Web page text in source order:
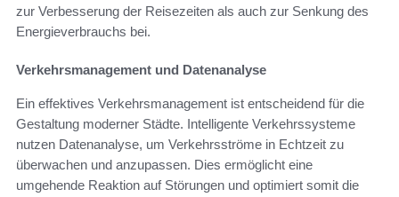
zur Verbesserung der Reisezeiten als auch zur Senkung des
Energieverbrauchs bei.
Verkehrsmanagement und Datenanalyse
Ein effektives Verkehrsmanagement ist entscheidend für die
Gestaltung moderner Städte. Intelligente Verkehrssysteme
nutzen Datenanalyse, um Verkehrsströme in Echtzeit zu
überwachen und anzupassen. Dies ermöglicht eine
umgehende Reaktion auf Störungen und optimiert somit die